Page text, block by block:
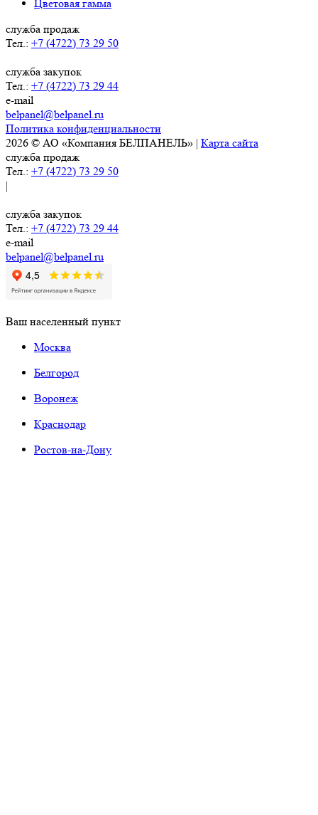
Цветовая гамма
служба продаж
Тел.: +7 (4722) 73 29 50
служба закупок
Тел.: +7 (4722) 73 29 44
e-mail
belpanel@belpanel.ru
Политика конфиденциальности
2026 © АО «Компания БЕЛПАНЕЛЬ» | Карта сайта
служба продаж
Тел.: +7 (4722) 73 29 50
|
служба закупок
Тел.: +7 (4722) 73 29 44
e-mail
belpanel@belpanel.ru
Ваш населенный пункт
Москва
Белгород
Воронеж
Краснодар
Ростов-на-Дону